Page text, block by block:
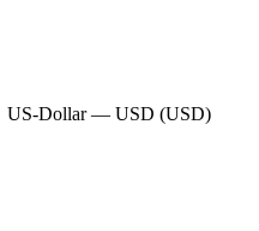
US-Dollar — USD (USD)